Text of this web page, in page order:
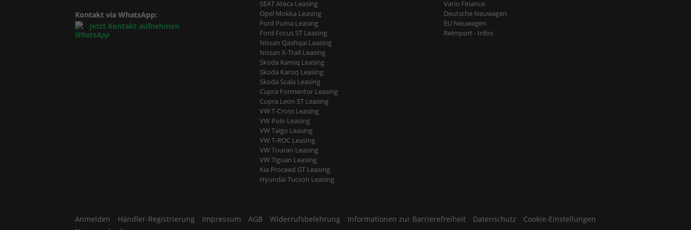
Kontakt via WhatsApp:
Jetzt Kontakt aufnehmen
SEAT Ateca Leasing
Opel Mokka Leasing
Ford Puma Leasing
Ford Focus ST Leasing
Nissan Qashqai Leasing
Nissan X-Trail Leasing
Skoda Kamiq Leasing
Skoda Karoq Leasing
Skoda Scala Leasing
Cupra Formentor Leasing
Cupra Leon ST Leasing
VW T-Cross Leasing
VW Polo Leasing
VW Taigo Leasing
VW T-ROC Leasing
VW Touran Leasing
VW Tiguan Leasing
Kia Proceed GT Leasing
Hyundai Tucson Leasing
Vario Finance
Deutsche Neuwagen
EU Neuwagen
Reimport - Infos
Anmelden Händler-Registrierung Impressum AGB Widerrufsbelehrung Informationen zur Barrierefreiheit Datenschutz
Cookie-Einstellungen